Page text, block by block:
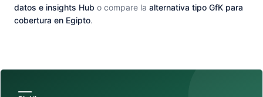
datos e insights Hub o compare la alternativa tipo GfK para
cobertura en Egipto.